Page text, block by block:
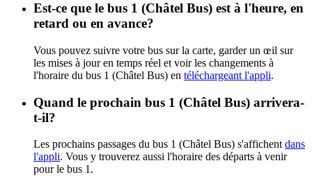
Est-ce que le bus 1 (Châtel Bus) est à l'heure, en
retard ou en avance?
Vous pouvez suivre votre bus sur la carte, garder un œil sur
les mises à jour en temps réel et voir les changements à
l'horaire du bus 1 (Châtel Bus) en téléchargeant l'appli.
Quand le prochain bus 1 (Châtel Bus) arrivera-
t-il?
Les prochains passages du bus 1 (Châtel Bus) s'affichent dans
l'appli. Vous y trouverez aussi l'horaire des départs à venir
pour le bus 1.